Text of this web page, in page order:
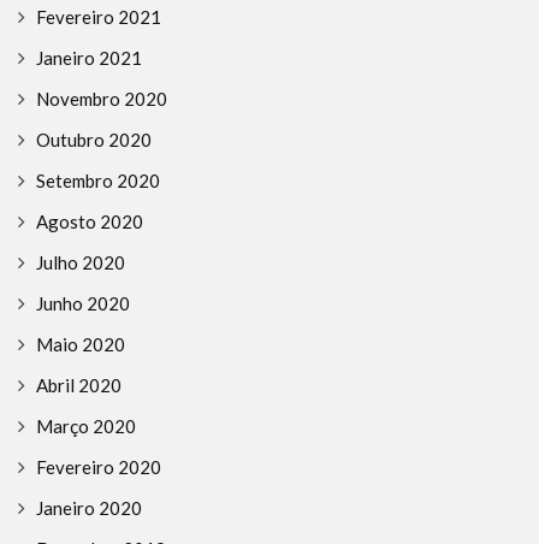
Fevereiro 2021
Janeiro 2021
Novembro 2020
Outubro 2020
Setembro 2020
Agosto 2020
Julho 2020
Junho 2020
Maio 2020
Abril 2020
Março 2020
Fevereiro 2020
Janeiro 2020